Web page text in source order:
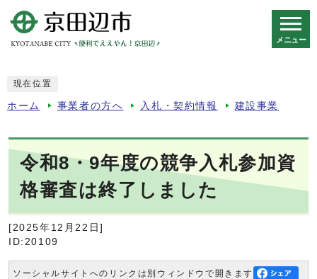
メニュー
現在位置
ホーム 事業者の方へ 入札・契約情報 建設事業
令和8・9年度の競争入札参加資
格審査は終了しました
[2025年12月22日]
ID:20109
ソーシャルサイトへのリンクは別ウィンドウで開きます